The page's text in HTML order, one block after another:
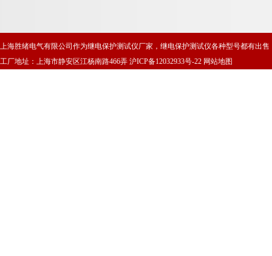
上海胜绪电气有限公司作为继电保护测试仪厂家，继电保护测试仪各种型号都有出
工厂地址：上海市静安区江杨南路466弄 沪ICP备12032933号-22 网站地图